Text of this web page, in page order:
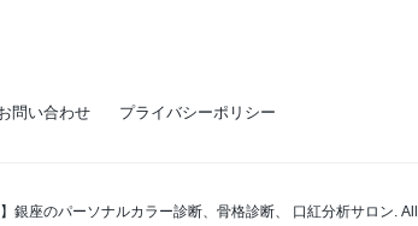
問い合わせ プライバシーポリシー
銀座のパーソナルカラー診断、骨格診断、 口紅分析サロン.